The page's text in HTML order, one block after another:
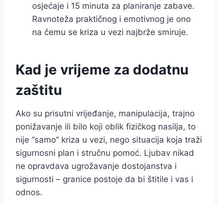
osjećaje i 15 minuta za planiranje zabave.
Ravnoteža praktičnog i emotivnog je ono
na čemu se kriza u vezi najbrže smiruje.
Kad je vrijeme za dodatnu
zaštitu
Ako su prisutni vrijeđanje, manipulacija, trajno
ponižavanje ili bilo koji oblik fizičkog nasilja, to
nije “samo” kriza u vezi, nego situacija koja traži
sigurnosni plan i stručnu pomoć. Ljubav nikad
ne opravdava ugrožavanje dostojanstva i
sigurnosti – granice postoje da bi štitile i vas i
odnos.